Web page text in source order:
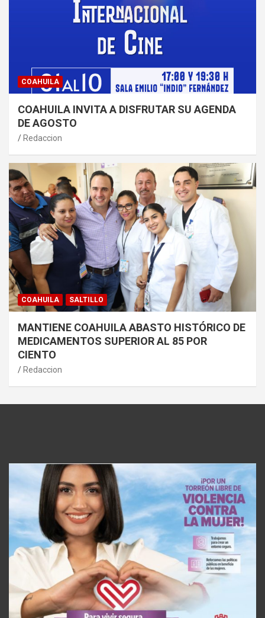
COAHUILA
COAHUILA INVITA A DISFRUTAR SU AGENDA
DE AGOSTO
Redaccion
COAHUILA SALTILLO
MANTIENE COAHUILA ABASTO HISTÓRICO DE
MEDICAMENTOS SUPERIOR AL 85 POR
CIENTO
Redaccion